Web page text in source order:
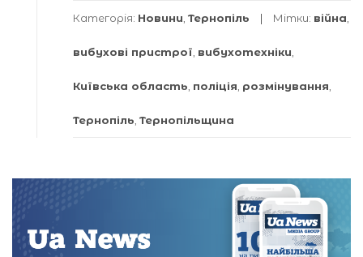
Категорія: Новини Тернопіль Мітки: війна
вибухові пристрої вибухотехніки
Київська область поліція розмінування
Тернопіль Тернопільщина